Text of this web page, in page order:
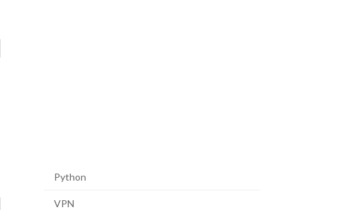
Python
VPN